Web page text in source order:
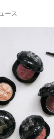
ース